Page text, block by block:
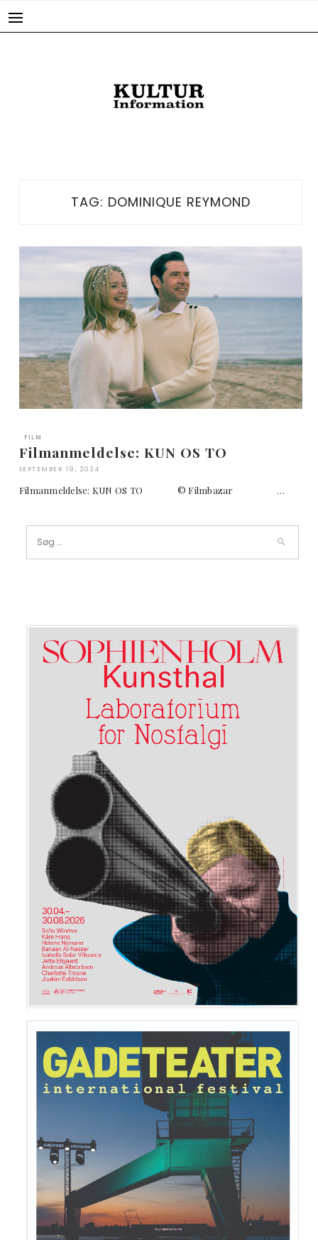
TAG: DOMINIQUE REYMOND
FILM
Filmanmeldelse: KUN OS TO
SEPTEMBER 19, 2024
Filmanmeldelse: KUN OS TO © Filmbazar …